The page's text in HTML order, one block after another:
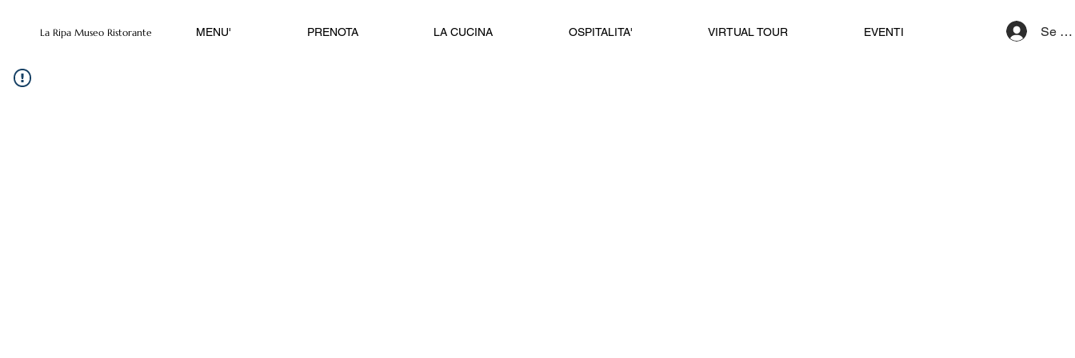
La Ripa Museo Ristorante MENU' PRENOTA LA CUCINA OSPITALITA' VIRTUAL TOUR EVENTI Se